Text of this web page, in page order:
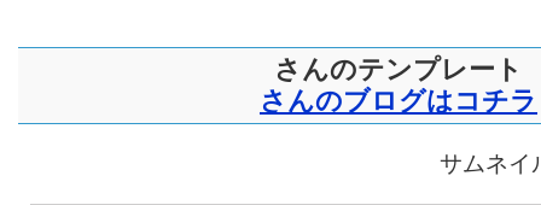
さんのテンプレート
さんのブログはコチラ
サムネイ